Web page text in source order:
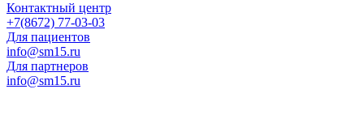
Контактный центр
+7(8672) 77-03-03
Для пациентов
info@sm15.ru
Для партнеров
info@sm15.ru